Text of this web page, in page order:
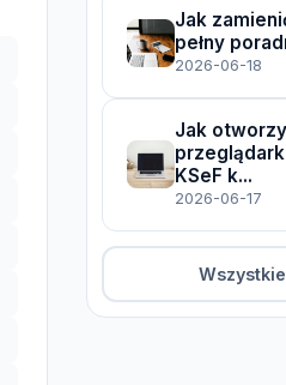
Jak
pełny
2026-06-18
Jak
KSeF k...
2026-06-17